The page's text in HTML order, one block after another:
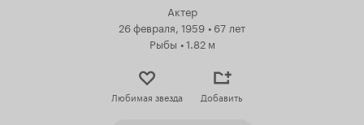
Актер
26 февраля, 1959 • 67 лет
Рыбы •1.82 м
Любимая звезда Добавить